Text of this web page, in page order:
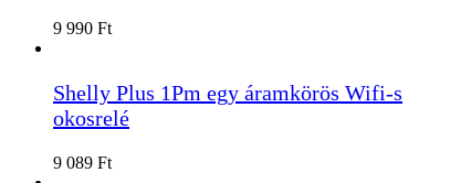
9 990 Ft
Shelly Plus 1Pm egy áramkörös Wifi-s
okosrelé
9 089 Ft